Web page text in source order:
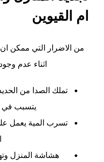
ام القيوين
من الاضرار التي ممكن
اثناء عدم
تملك الصدا من
يتسبب في
تسرب المية يعمل
هشاشة المنزل